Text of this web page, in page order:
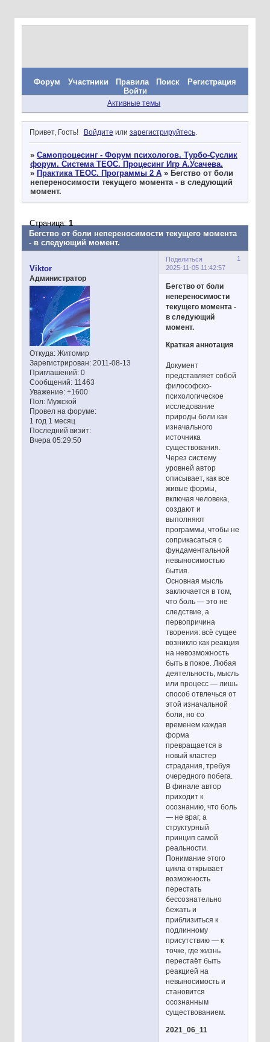
Форум Участники Правила Поиск
Регистрация
Войти
Активные темы
Привет, Гость! Войдите или зарегистрируйтесь.
» Самопроцесинг - Форум психологов. Турбо-Суслик
форум. Система ТЕОС. Процесинг Игр А.Усачева.
» Практика ТЕОС. Программы 2 А » Бегство от боли
непереносимости текущего момента - в следующий
момент.
Бегство от боли непереносимости текущего момента
- в следующий момент.
Страница:1
Поделиться
1
2025-11-05 11:42:57
Viktor
Администратор
Откуда:Житомир
Зарегистрирован: 2011-08-13
Приглашений:0
Сообщений:11463
Уважение: +1600
Пол:Мужской
Провел на форуме:
1 год 1 месяц
Последний визит:
Вчера 05:29:50
Бегство от боли
непереносимости
текущего момента -
в следующий
момент.
Краткая аннотация
Документ
представляет собой
философско-
психологическое
исследование
природы боли как
изначального
источника
существования.
Через систему
уровней автор
описывает, как все
живые формы,
включая человека,
создают и
выполняют
программы, чтобы не
соприкасаться с
фундаментальной
невыносимостью
бытия.
Основная мысль
заключается в том,
что боль — это не
следствие, а
первопричина
творения: всё сущее
возникло как реакция
на невозможность
быть в покое. Любая
деятельность, мысль
или процесс — лишь
способ отвлечься от
этой изначальной
боли, но со
временем каждая
форма
превращается в
новый кластер
страдания, требуя
очередного побега.
В финале автор
приходит к
осознанию, что боль
— не враг, а
структурный
принцип самой
реальности.
Понимание этого
цикла открывает
возможность
перестать
бессознательно
бежать и
приблизиться к
подлинному
присутствию — к
точке, где жизнь
перестаёт быть
реакцией на
невыносимость и
становится
осознанным
существованием.
2021_06_11